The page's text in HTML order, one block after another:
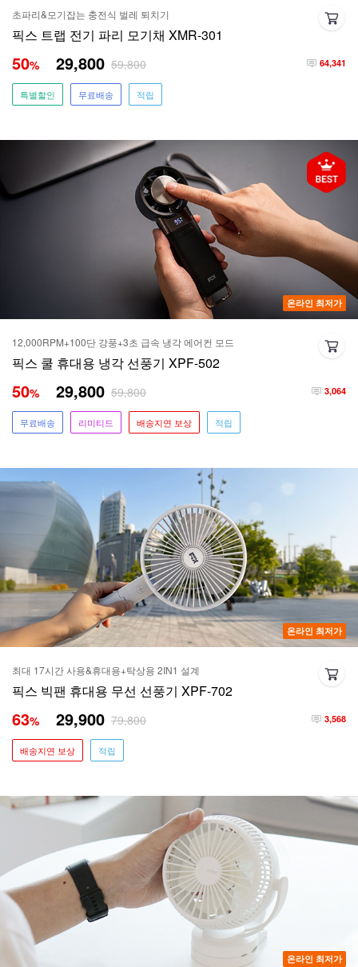
초파리&모기잡는 충전식 벌레 퇴치기
픽스 트랩 전기 파리 모기채 XMR-301
64,341
50% 29,800 59,800
특별할인 무료배송 적립
온라인 최저가
12,000RPM+100단 강풍+3초 급속 냉각 에어컨 모드
픽스 쿨 휴대용 냉각 선풍기 XPF-502
3,064
50% 29,800 59,800
무료배송 리미티드 배송지연 보상 적립
온라인 최저가
최대 17시간 사용&휴대용+탁상용 2IN1 설계
픽스 빅팬 휴대용 무선 선풍기 XPF-702
3,568
63% 29,900 79,800
배송지연 보상 적립
온라인 최저가